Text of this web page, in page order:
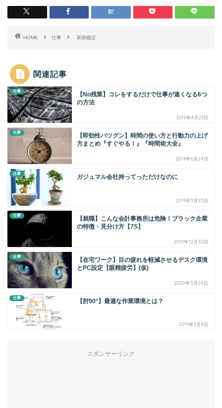
HOME 仕事 筆跡鑑定
関連記事
仕事
【No残業】コレをするだけで仕事が速くなる6つ
の方法
2019年8月23日
仕事
【即効性バツグン】時間の使い方と行動力の上げ
方まとめ『すぐやる！』『時間術大全』
2019年6月24日
仕事 ガジュマル会社持ってっただけなのに
2019年3月25日
仕事
【就職】こんな会計事務所は危険！ブラック企業
の特徴・見分け方【7S】
2019年12月30日
仕事
【在宅ワーク】目の疲れを軽減させるデスク環境
とPC設定【眼精疲労】(仮)
2020年5月24日
仕事 【肘90°】最適な作業環境とは？
2019年3月8日
スポンサーリンク